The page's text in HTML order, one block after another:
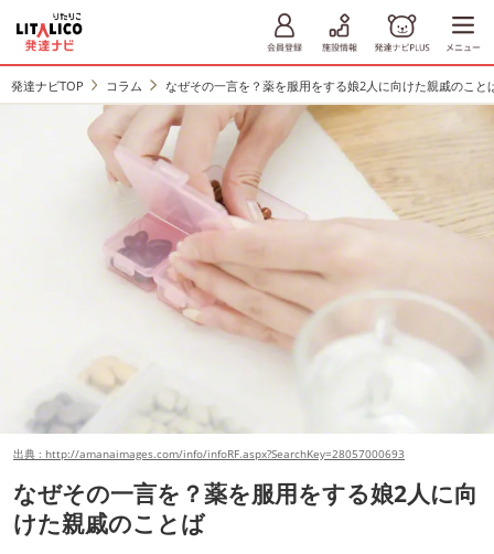
発達ナビTOP コラム なぜその一言を？薬を服用をする娘2人に向けた親戚のこと
出典 : http://amanaimages.com/info/infoRF.aspx?SearchKey=28057000693
なぜその一言を？薬を服用をする娘2人に向
けた親戚のことば